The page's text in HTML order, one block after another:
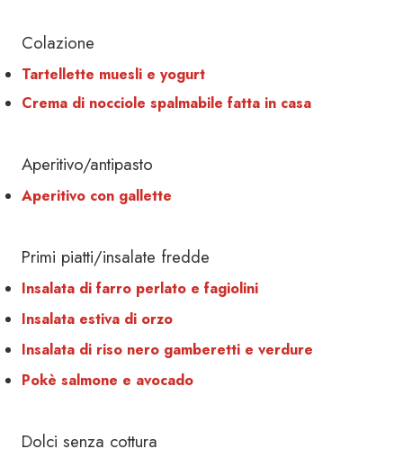
Colazione
Tartellette muesli e yogurt
Crema di nocciole spalmabile fatta in casa
Aperitivo/antipasto
Aperitivo con gallette
Primi piatti/insalate fredde
Insalata di farro perlato e fagiolini
Insalata estiva di orzo
Insalata di riso nero gamberetti e verdure
Pokè salmone e avocado
Dolci senza cottura